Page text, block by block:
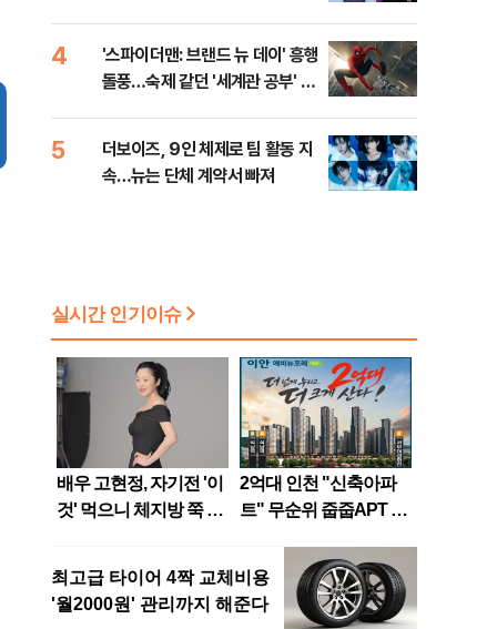
4
'스파이더맨: 브랜드 뉴 데이' 흥행
돌풍…숙제 같던 '세계관 공부' 덜
5
더보이즈, 9인 체제로 팀 활동 지
속…뉴는 단체 계약서 빠져